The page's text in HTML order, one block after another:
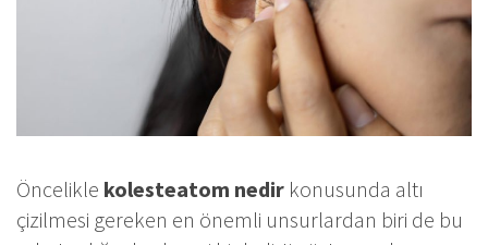
Öncelikle kolesteatom nedir konusunda altı
çizilmesi gereken en önemli unsurlardan biri de bu